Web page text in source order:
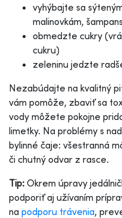
vyhýbajte sa
malinovkám,
obmedzte cukry
cukru)
zeleninu jedzte
Nezabúdajte na kvalitný
vám pomôže, zbaviť sa
vody môžete pokojne
limetky. Na problémy s
bylinné čaje: všestranná
či chutný odvar z rasce.
Tip: Okrem úpravy
podporiť aj užívaním
na podporu trávenia,